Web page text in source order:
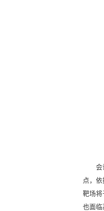
会
点，
靶场
也面